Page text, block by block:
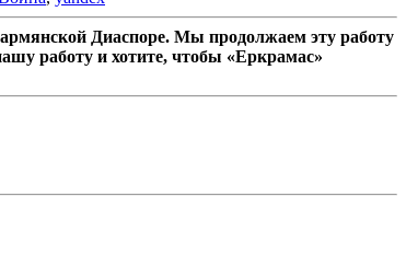
Диаспоре. Мы продолжаем эту работу
работу и хотите, чтобы «Еркрамас»